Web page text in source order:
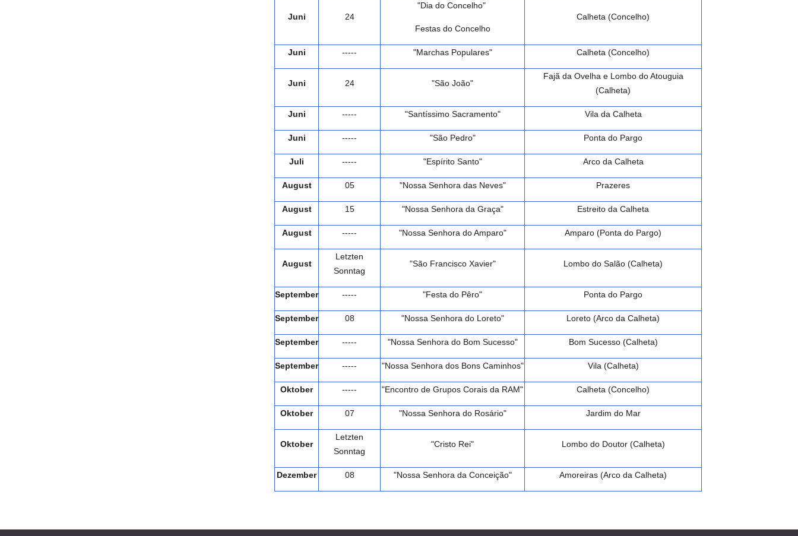
Juni 24
"Dia do Concelho"
Festas do Concelho
Calheta (Concelho)
Juni ----- "Marchas Populares" Calheta (Concelho)
Juni 24 "São João"
Fajã da Ovelha e Lombo do Atouguia
(Calheta)
Juni ----- "Santíssimo Sacramento" Vila da Calheta
Juni ----- "São Pedro" Ponta do Pargo
Juli ----- "Espírito Santo" Arco da Calheta
August 05 "Nossa Senhora das Neves" Prazeres
August 15 "Nossa Senhora da Graça" Estreito da Calheta
August ----- "Nossa Senhora do Amparo" Amparo (Ponta do Pargo)
August
Letzten
Sonntag
"São Francisco Xavier" Lombo do Salão (Calheta)
September ----- "Festa do Pêro" Ponta do Pargo
September 08 "Nossa Senhora do Loreto" Loreto (Arco da Calheta)
September ----- "Nossa Senhora do Bom Sucesso" Bom Sucesso (Calheta)
September ----- "Nossa Senhora dos Bons Caminhos" Vila (Calheta)
Oktober ----- "Encontro de Grupos Corais da RAM" Calheta (Concelho)
Oktober 07 "Nossa Senhora do Rosário" Jardim do Mar
Oktober
Letzten
Sonntag
"Cristo Rei" Lombo do Doutor (Calheta)
Dezember 08 "Nossa Senhora da Conceição" Amoreiras (Arco da Calheta)